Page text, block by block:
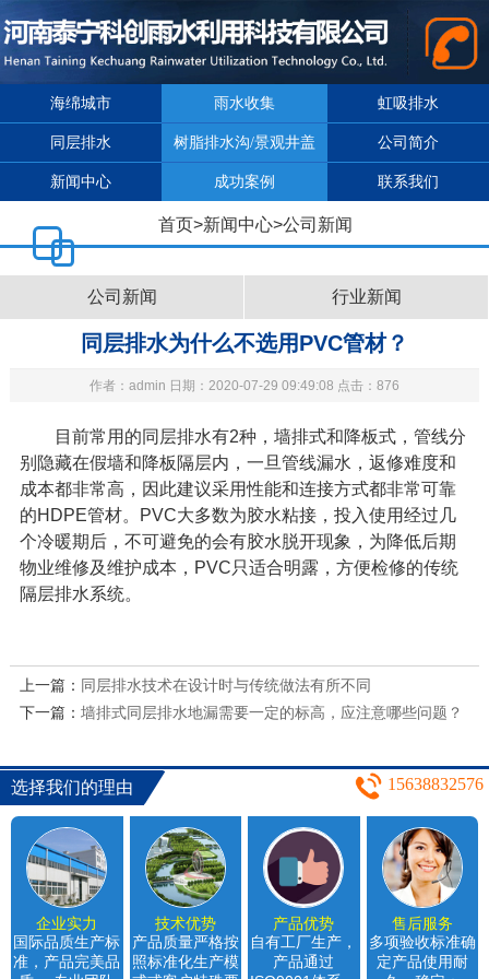
海绵城市 雨水收集 虹吸排水
同层排水 树脂排水沟/景观井盖 公司简介
新闻中心 成功案例 联系我们
首页>新闻中心>公司新闻
公司新闻 行业新闻
同层排水为什么不选用PVC管材？
作者：admin 日期：2020-07-29 09:49:08 点击：876
目前常用的同层排水有2种，墙排式和降板式，管线分
别隐藏在假墙和降板隔层内，一旦管线漏水，返修难度和
成本都非常高，因此建议采用性能和连接方式都非常可靠
的HDPE管材。 PVC大多数为胶水粘接，投入使用经过几
个冷暖期后，不可避免的会有胶水脱开现象，为降低后期
物业维修及维护成本， PVC 只适合明露，方便检修的传统
隔层排水系统。
上一篇： 同层排水技术在设计时与传统做法有所不同
下一篇： 墙排式同层排水地漏需要一定的标高，应注意哪些问题？
选择我们的理由 15638832576
企业实力
国际品质生产标
准，产品完美品
技术优势
产品质量严格按
照标准化生产模
产品优势
自有工厂生产，
产品通过
售后服务
多项验收标准确
定产品使用耐